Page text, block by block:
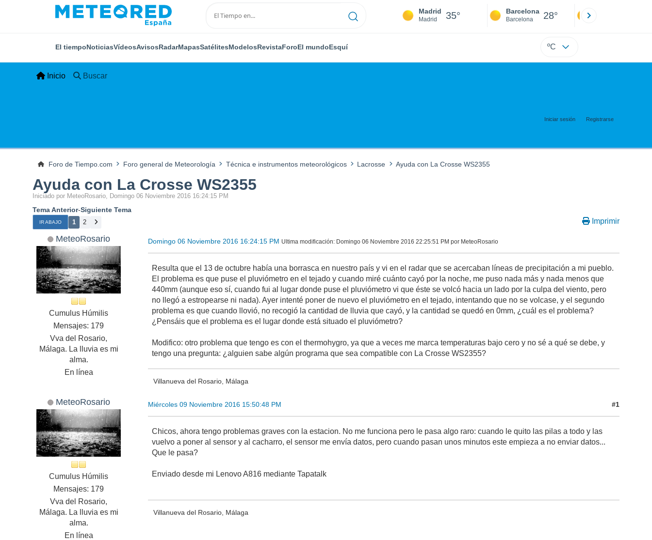
Madrid
Madrid 35° Barcelona
Barcelona 28°
El tiempoNoticiasVídeosAvisosRadarMapasSatélitesModelosRevistaForoEl mundoEsquí ºC
Inicio Buscar
Iniciar sesión Registrarse
Foro de Tiempo.com Foro general de Meteorología Técnica e instrumentos meteorológicos Lacrosse Ayuda con La Crosse WS2355
Ayuda con La Crosse WS2355
Iniciado por MeteoRosario, Domingo 06 Noviembre 2016 16:24:15 PM
Tema Anterior-Siguiente Tema
IR ABAJO 1 2 Imprimir
MeteoRosario
Cumulus Húmilis
Mensajes: 179
Vva del Rosario,
Málaga. La lluvia es mi
alma.
En línea
Domingo 06 Noviembre 2016 16:24:15 PM Ultima modificación: Domingo 06 Noviembre 2016 22:25:51 PM por MeteoRosario
Resulta que el 13 de octubre había una borrasca en nuestro país y vi en el radar que se acercaban líneas de precipitación a mi pueblo.
El problema es que puse el pluviómetro en el tejado y cuando miré cuánto cayó por la noche, me puso nada más y nada menos que
440mm (aunque eso sí, cuando fui al lugar donde puse el pluviómetro vi que éste se volcó hacia un lado por la culpa del viento, pero
no llegó a estropearse ni nada). Ayer intenté poner de nuevo el pluviómetro en el tejado, intentando que no se volcase, y el segundo
problema es que cuando llovió, no recogió la cantidad de lluvia que cayó, y la cantidad se quedó en 0mm, ¿cuál es el problema?
¿Pensáis que el problema es el lugar donde está situado el pluviómetro?
Modifico: otro problema que tengo es con el thermohygro, ya que a veces me marca temperaturas bajo cero y no sé a qué se debe, y
tengo una pregunta: ¿alguien sabe algún programa que sea compatible con La Crosse WS2355?
Villanueva del Rosario, Málaga
MeteoRosario
Cumulus Húmilis
Mensajes: 179
Vva del Rosario,
Málaga. La lluvia es mi
alma.
En línea
Miércoles 09 Noviembre 2016 15:50:48 PM #1
Chicos, ahora tengo problemas graves con la estacion. No me funciona pero le pasa algo raro: cuando le quito las pilas a todo y las
vuelvo a poner al sensor y al cacharro, el sensor me envía datos, pero cuando pasan unos minutos este empieza a no enviar datos...
Que le pasa?
Enviado desde mi Lenovo A816 mediante Tapatalk
Villanueva del Rosario, Málaga